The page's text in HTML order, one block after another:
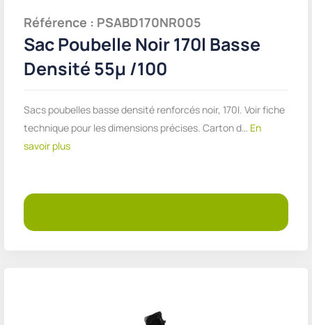
Référence : PSABD170NR005
Sac Poubelle Noir 170l Basse
Densité 55µ /100
Sacs poubelles basse densité renforcés noir, 170l. Voir fiche
technique pour les dimensions précises. Carton d… En
savoir plus